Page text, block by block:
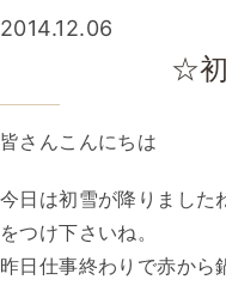
☆
2014.12.06
皆さんこんにちは
今日は初雪が降りました
をつけ下さいね。
昨日仕事終わりで赤から